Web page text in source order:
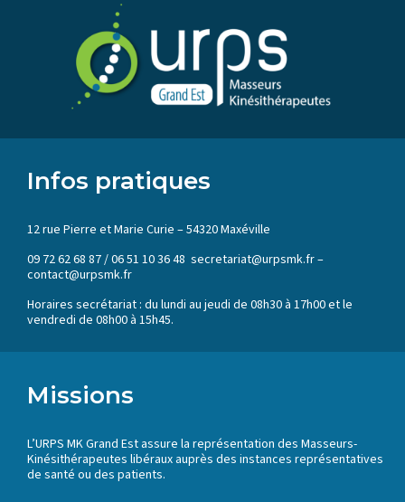
Infos pratiques
12 rue Pierre et Marie Curie – 54320 Maxéville
09 72 62 68 87 / 06 51 10 36 48 secretariat@urpsmk.fr –
contact@urpsmk.fr
Horaires secrétariat : du lundi au jeudi de 08h30 à 17h00 et le
vendredi de 08h00 à 15h45.
Missions
L’URPS MK Grand Est assure la représentation des Masseurs-
Kinésithérapeutes libéraux auprès des instances représentatives
de santé ou des patients.